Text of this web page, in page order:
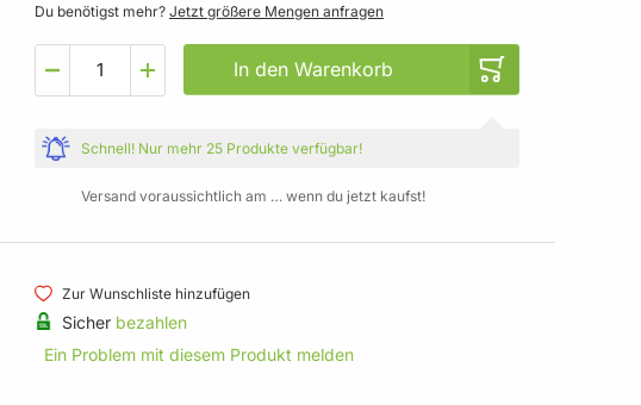
Du benötigst mehr? Jetzt größere Mengen anfragen
In den Warenkorb
Schnell! Nur mehr 25 Produkte verfügbar!
Versand voraussichtlich am … wenn du jetzt kaufst!
Zur Wunschliste hinzufügen
Sicher bezahlen
Ein Problem mit diesem Produkt melden